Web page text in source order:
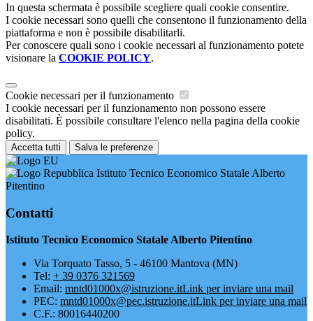
In questa schermata è possibile scegliere quali cookie consentire.
I cookie necessari sono quelli che consentono il funzionamento della
piattaforma e non è possibile disabilitarli.
Per conoscere quali sono i cookie necessari al funzionamento potete
visionare la COOKIE POLICY.
Cookie necessari per il funzionamento
I cookie necessari per il funzionamento non possono essere
disabilitati. È possibile consultare l'elenco nella pagina della cookie
policy.
Accetta tutti Salva le preferenze
Istituto Tecnico Economico Statale Alberto
Pitentino
Contatti
Istituto Tecnico Economico Statale Alberto Pitentino
Via Torquato Tasso, 5 - 46100 Mantova (MN)
Tel: + 39 0376 321569
Email: mntd01000x@istruzione.itLink per inviare una mail
PEC: mntd01000x@pec.istruzione.itLink per inviare una mail
C.F.: 80016440200